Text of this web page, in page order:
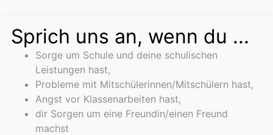
Sprich uns an, wenn du ...
Sorge um Schule und deine schulischen
Leistungen hast,
Probleme mit Mitschülerinnen/Mitschülern hast,
Angst vor Klassenarbeiten hast,
dir Sorgen um eine Freundin/einen Freund
machst